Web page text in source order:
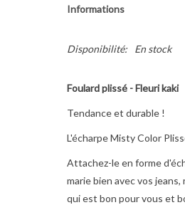
Informations
Disponibilité: En stock
Foulard plissé - Fleuri kaki
Tendance et durable !
L'écharpe Misty Color
Attachez-le en forme
marie bien avec vos
qui est bon pour vous et